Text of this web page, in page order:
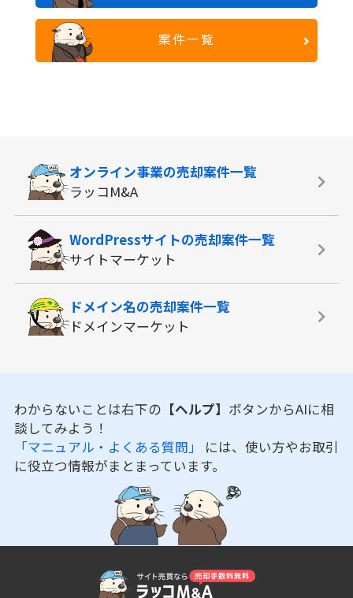
案件一覧
オンライン事業の売却案件一覧
ラッコM&A
WordPressサイトの売却案件一覧
サイトマーケット
ドメイン名の売却案件一覧
ドメインマーケット
わからないことは右下の 【ヘルプ】 ボタンからAIに相
談してみよう！
「マニュアル・よくある質問」 には、使い方やお取引
に役立つ情報がまとまっています。